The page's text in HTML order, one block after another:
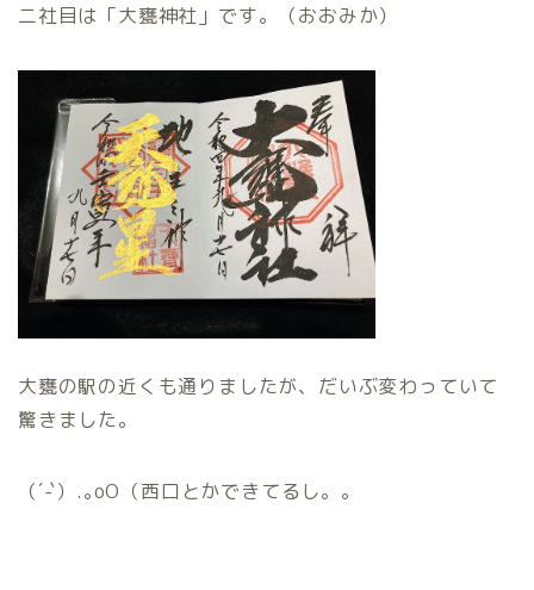
二社目は「大甕神社」です。（おおみか）
大甕の駅の近くも通りましたが、だいぶ変わっていて
驚きました。
（´-`）.｡oO（西口とかできてるし。。